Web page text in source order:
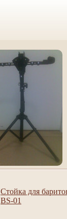
Стойка для
BS-01